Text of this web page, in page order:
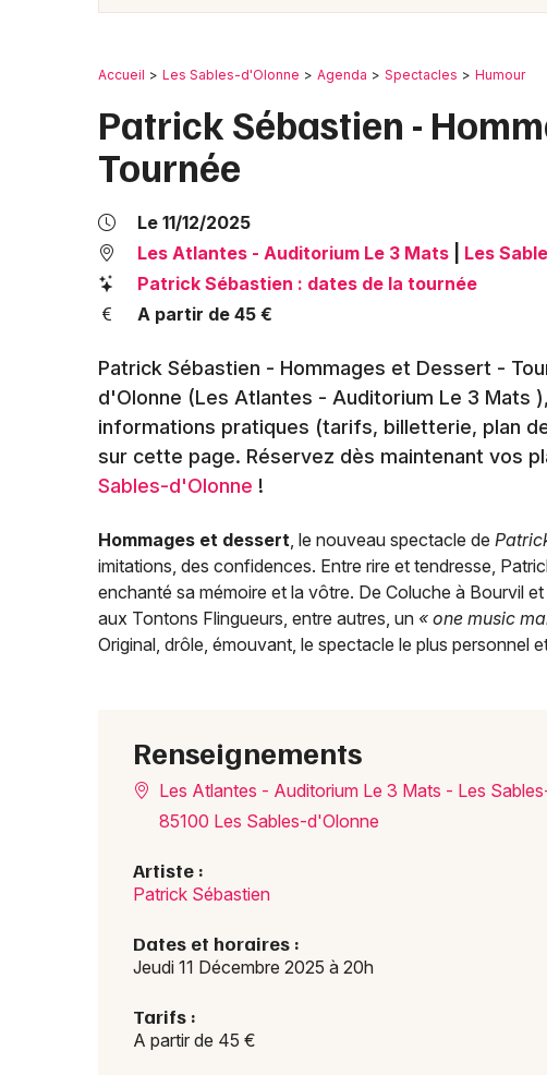
Accueil Les Sables-d'Olonne Agenda Spectacles Humour
Patrick Sébastien -
Tournée
Le 11/12/2025
Les Atlantes - Auditorium Le 3 Mats
Les
Patrick Sébastien : dates de la tournée
A partir de 45 €
Patrick Sébastien - Hommages et Dessert -
d'Olonne (Les Atlantes - Auditorium Le 3 Mats )
informations pratiques (tarifs, billetterie, plan
sur cette page. Réservez dès maintenant vos
Sables-d'Olonne !
Hommages et dessert, le nouveau spectacle de
imitations, des confidences. Entre rire et tendresse,
enchanté sa mémoire et la vôtre. De Coluche à Bourvil
aux Tontons Flingueurs, entre autres, un « one music
Original, drôle, émouvant, le spectacle le plus personnel
Renseignements
Les Atlantes - Auditorium Le 3 Mats - Les
85100 Les Sables-d'Olonne
Artiste :
Patrick Sébastien
Dates et horaires :
Jeudi 11 Décembre 2025 à 20h
Tarifs :
A partir de 45 €